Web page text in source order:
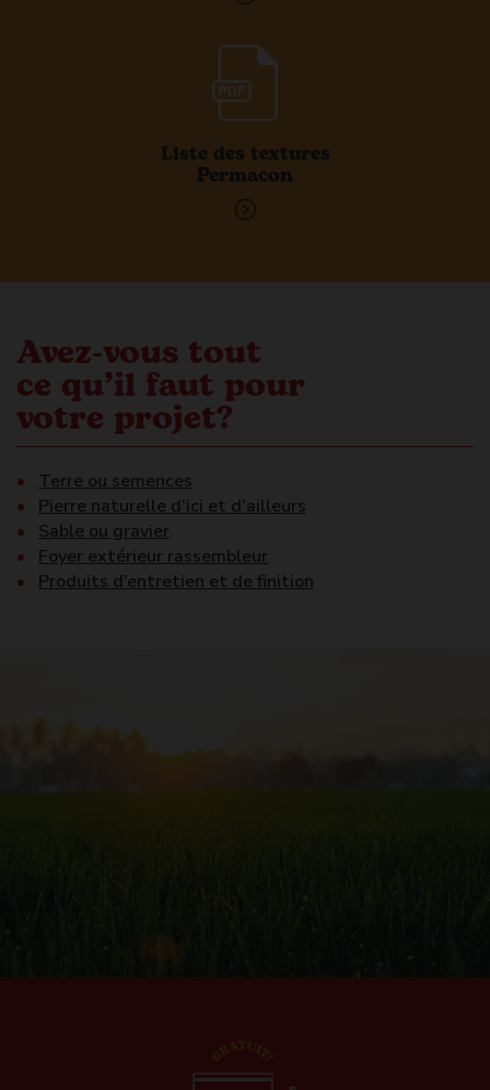
Liste des textures
Permacon
Avez-vous tout
ce qu’il faut pour
votre projet?
Terre ou semences
Pierre naturelle d’ici et d’ailleurs
Sable ou gravier
Foyer extérieur rassembleur
Produits d’entretien et de finition